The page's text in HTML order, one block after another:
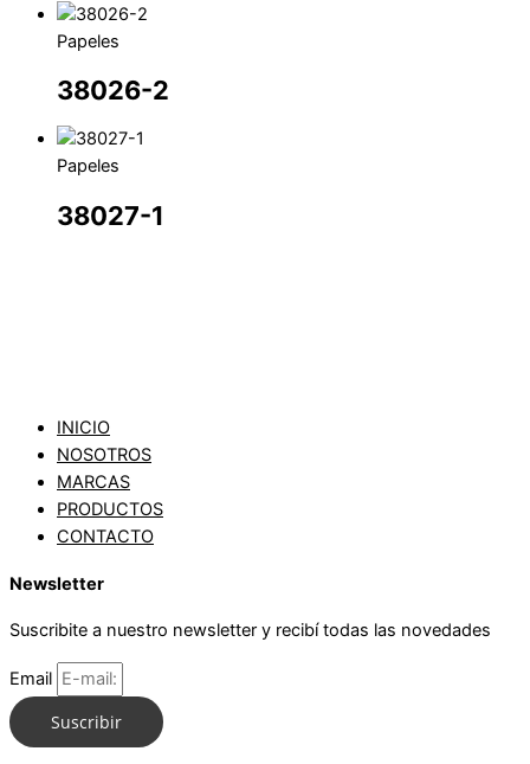
Papeles
38026-2
Papeles
38027-1
INICIO
NOSOTROS
MARCAS
PRODUCTOS
CONTACTO
Newsletter
Suscribite a nuestro newsletter y recibí todas las novedades
Email
Suscribir